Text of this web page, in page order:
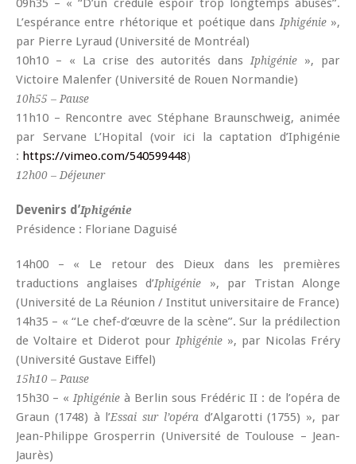
09h35 – « “D’un crédule espoir trop longtemps abusés”.
L’espérance entre rhétorique et poétique dansIphigénie»,
par Pierre Lyraud (Université de Montréal)
10h10 – « La crise des autorités dansIphigénie », par
Victoire Malenfer (Université de Rouen Normandie)
10h55 – Pause
11h10 – Rencontre avec Stéphane Braunschweig, animée
par Servane L’Hopital (voir ici la captation d’Iphigénie
: https://vimeo.com/540599448)
12h00 – Déjeuner
Devenirs d’Iphigénie
Présidence : Floriane Daguisé
14h00 – « Le retour des Dieux dans les premières
traductions anglaises d’Iphigénie », par Tristan Alonge
(Université de La Réunion / Institut universitaire de France)
14h35 – « “Le chef-d’œuvre de la scène”. Sur la prédilection
de Voltaire et Diderot pourIphigénie », par Nicolas Fréry
(Université Gustave Eiffel)
15h10 – Pause
15h30 – «Iphigénie à Berlin sous Frédéric II : de l’opéra de
Graun (1748) à l’Essai sur l’opérad’Algarotti (1755) », par
Jean-Philippe Grosperrin (Université de Toulouse – Jean-
Jaurès)